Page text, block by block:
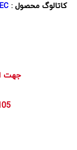
کاتالوگ محصول :